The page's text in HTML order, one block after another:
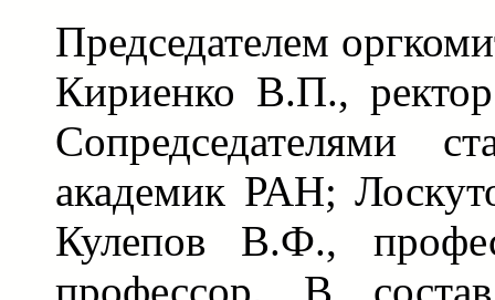
Председателем
Кириенко В.П.,
Сопредседателями
академик РАН;
Кулепов В.Ф.,